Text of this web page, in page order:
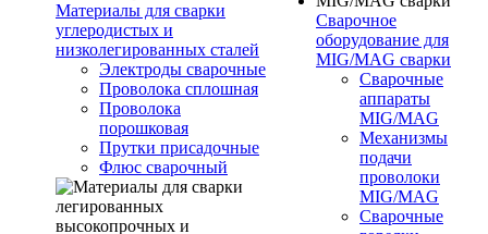
Материалы для сварки
углеродистых и
низколегированных сталей
Электроды сварочные
Проволока сплошная
Проволока
порошковая
Прутки присадочные
Флюс сварочный
Сварочное
оборудование для
MIG/MAG сварки
Сварочные
аппараты
MIG/MAG
Механизмы
подачи
проволоки
MIG/MAG
Сварочные